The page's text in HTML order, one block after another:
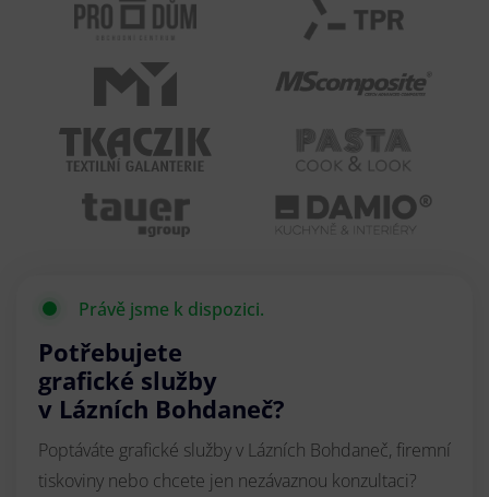
Právě jsme k dispozici.
Potřebujete
grafické služby
v Lázních Bohdaneč?
Poptáváte grafické služby v Lázních Bohdaneč, firemní
tiskoviny nebo chcete jen nezávaznou konzultaci?